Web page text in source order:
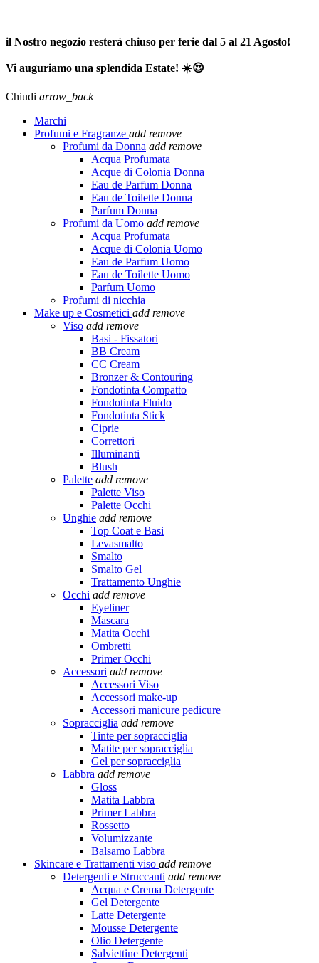
il Nostro negozio resterà chiuso per ferie dal 5 al 21 Agosto!
Vi auguriamo una splendida Estate! ☀️😍
Chiudi arrow_back
Marchi
Profumi e Fragranze add remove
Profumi da Donna add remove
Acqua Profumata
Acque di Colonia Donna
Eau de Parfum Donna
Eau de Toilette Donna
Parfum Donna
Profumi da Uomo add remove
Acqua Profumata
Acque di Colonia Uomo
Eau de Parfum Uomo
Eau de Toilette Uomo
Parfum Uomo
Profumi di nicchia
Make up e Cosmetici add remove
Viso add remove
Basi - Fissatori
BB Cream
CC Cream
Bronzer & Contouring
Fondotinta Compatto
Fondotinta Fluido
Fondotinta Stick
Ciprie
Correttori
Illuminanti
Blush
Palette add remove
Palette Viso
Palette Occhi
Unghie add remove
Top Coat e Basi
Levasmalto
Smalto
Smalto Gel
Trattamento Unghie
Occhi add remove
Eyeliner
Mascara
Matita Occhi
Ombretti
Primer Occhi
Accessori add remove
Accessori Viso
Accessori make-up
Accessori manicure pedicure
Sopracciglia add remove
Tinte per sopracciglia
Matite per sopracciglia
Gel per sopracciglia
Labbra add remove
Gloss
Matita Labbra
Primer Labbra
Rossetto
Volumizzante
Balsamo Labbra
Skincare e Trattamenti viso add remove
Detergenti e Struccanti add remove
Acqua e Crema Detergente
Gel Detergente
Latte Detergente
Mousse Detergente
Olio Detergente
Salviettine Detergenti